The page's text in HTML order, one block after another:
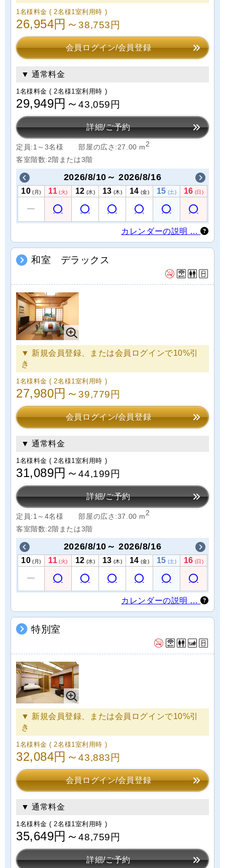
1名様料金( 2名様1室利用時 )
26,954円～38,753円
会員ログイン/会員登録
▼ 通常料金
1名様料金( 2名様1室利用時 )
29,949円～43,059円
詳細/ご予約
定員:1～3名様 部屋の広さ:27.00 m 2
客室階数:2階または3階
2026/8/10～ 2026/8/16
10 (月) 11 (火) 12 (水) 13 (木) 14 (金) 15 (土) 16 (日)
カレンダーの説明 …
和室 デラックス
▼ 新規会員登録、または会員ログインで10%引
き
1名様料金( 2名様1室利用時 )
27,980円～39,779円
会員ログイン/会員登録
▼ 通常料金
1名様料金( 2名様1室利用時 )
31,089円～44,199円
詳細/ご予約
定員:1～4名様 部屋の広さ:37.00 m 2
客室階数:2階または3階
2026/8/10～ 2026/8/16
10 (月) 11 (火) 12 (水) 13 (木) 14 (金) 15 (土) 16 (日)
カレンダーの説明 …
特別室
▼ 新規会員登録、または会員ログインで10%引
き
1名様料金( 2名様1室利用時 )
32,084円～43,883円
会員ログイン/会員登録
▼ 通常料金
1名様料金( 2名様1室利用時 )
35,649円～48,759円
詳細/ご予約